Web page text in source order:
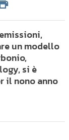
un modello
si è
il nono anno